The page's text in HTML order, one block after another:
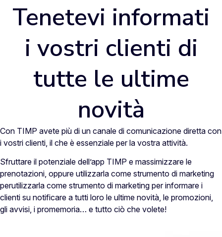
Tenetevi informati
i vostri clienti di
tutte le ultime
novità
Con TIMP avete più di un canale di comunicazione diretta con
i vostri clienti, il che è essenziale per la vostra attività.
Sfruttare il potenziale dell’app TIMP e massimizzare le
prenotazioni, oppure utilizzarla come strumento di marketing
perutilizzarla come strumento di marketing per informare i
clienti su notificare a tutti loro le ultime novità, le promozioni,
gli avvisi, i promemoria… e tutto ciò che volete!